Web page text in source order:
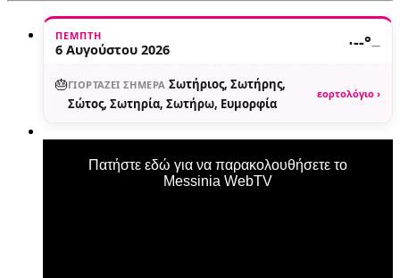
ΠΈΜΠΤΗ
6 Αυγούστου 2026 ·--°—
🎂ΓΙΟΡΤΆΖΕΙ ΣΉΜΕΡΑ Σωτήριος, Σωτήρης,
Σώτος, Σωτηρία, Σωτήρω, Ευμορφία
εορτολόγιο ›
Πατήστε εδώ για να παρακολουθήσετε το
Messinia WebTV